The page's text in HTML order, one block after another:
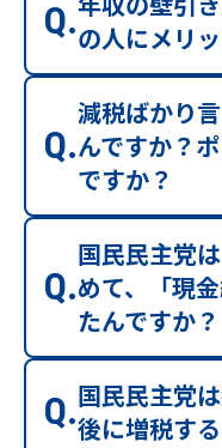
の人にメリッ
減税ばかり
んですか？
ですか？
国民民主党
めて、「現
たんですか？
国民民主党
後に増税す